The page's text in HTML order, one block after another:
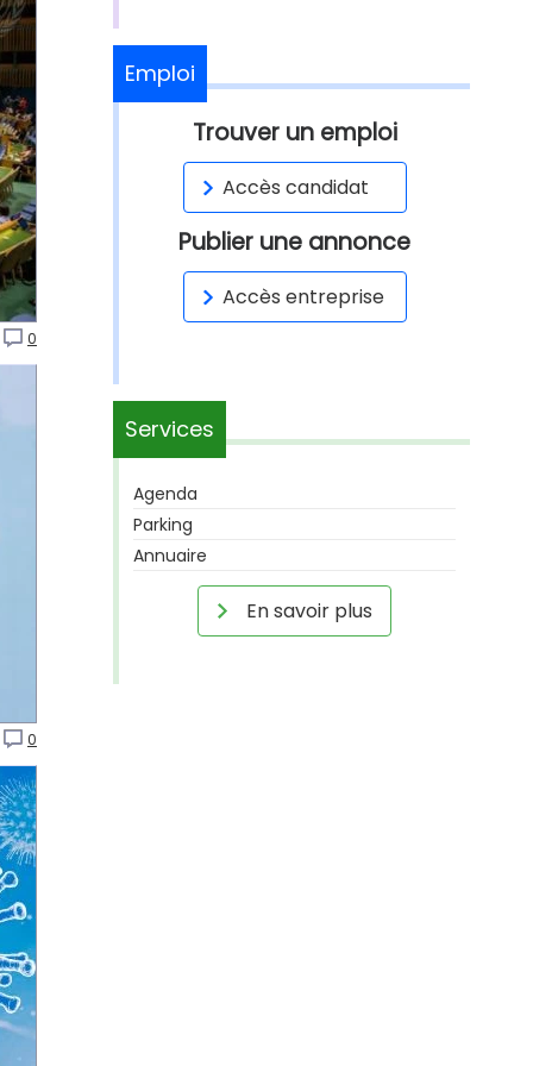
0
0
Emploi
Trouver un emploi
Accès candidat
Publier une annonce
Accès entreprise
Services
Agenda
Parking
Annuaire
En savoir plus